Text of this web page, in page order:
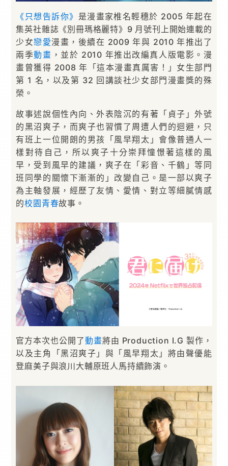
《只想告訴你》 是漫畫家椎名輕穗於 2005 年起在
集英社雜誌《別冊瑪格麗特》9 月號刊上開始連載的
少女戀愛漫畫，後續在 2009 年與 2010 年推出了
兩季動畫 ，並於 2010 年推出改編真人版電影。漫
畫曾獲得 2008 年「這本漫畫真厲害！」女生部門
第 1 名，以及第 32 回講談社少女部門漫畫獎的殊
榮。
故事述說個性內向、外表陰沉的有著「貞子」外號
的黑沼爽子，而爽子也習慣了周遭人們的迴避，只
有班上一位開朗的男孩「風早翔太」會像普通人一
樣對待自己，所以爽子十分崇拜憧憬著這樣的風
早，受到風早的建議，爽子在「彩音、千鶴」等同
班同學的關懷下漸漸的」改變自己。是一部以爽子
為主軸發展，經歷了友情、愛情、對立等細膩情感
的校園青春故事。
官方本次也公開了動畫將由 Production I.G 製作，
以及主角「黑沼爽子」與「風早翔太」將由聲優能
登麻美子與浪川大輔原班人馬持續飾演。